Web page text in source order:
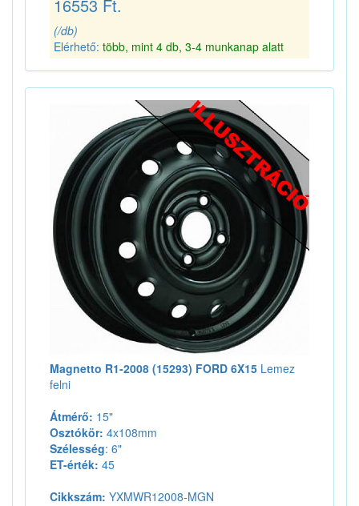
16553 Ft.
(/db)
Elérhető: több, mint 4 db, 3-4 munkanap alatt
Magnetto R1-2008 (15293) FORD 6X15 Lemez
felni
Átmérő: 15"
Osztókör: 4x108mm
Szélesség: 6"
ET-érték: 45
Cikkszám: YXMWR12008-MGN